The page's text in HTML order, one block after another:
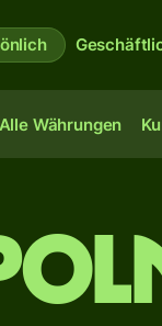
Alle Währungen